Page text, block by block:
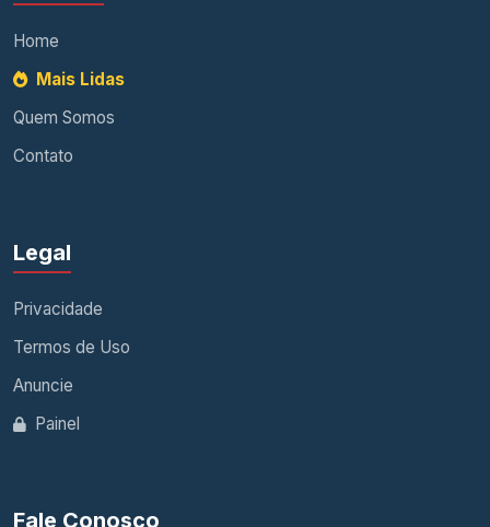
Home
Mais Lidas
Quem Somos
Contato
Legal
Privacidade
Termos de Uso
Anuncie
Painel
Fale Conosco